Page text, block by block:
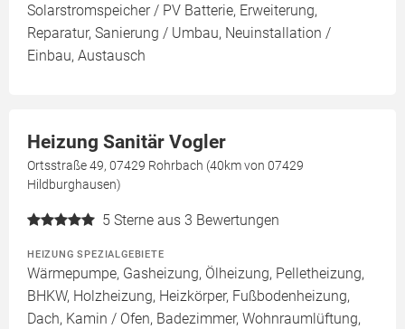
Solarstromspeicher / PV Batterie, Erweiterung,
Reparatur, Sanierung / Umbau, Neuinstallation /
Einbau, Austausch
Heizung Sanitär Vogler
Ortsstraße 49, 07429 Rohrbach (40km von 07429
Hildburghausen)
5 Sterne aus 3 Bewertungen
HEIZUNG SPEZIALGEBIETE
Wärmepumpe, Gasheizung, Ölheizung, Pelletheizung,
BHKW, Holzheizung, Heizkörper, Fußbodenheizung,
Dach, Kamin / Ofen, Badezimmer, Wohnraumlüftung,